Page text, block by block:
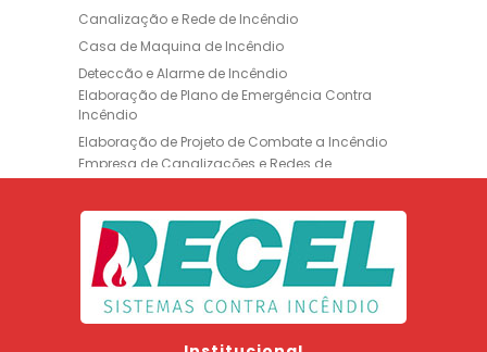
Canalização e Rede de Incêndio
Casa de Maquina de Incêndio
Deteccão e Alarme de Incêndio
Elaboração de Plano de Emergência Contra
Incêndio
Elaboração de Projeto de Combate a Incêndio
Empresa de Canalizações e Redes de
Incêndio
Empresa de Extintores
Empresa de Formação de Brigada
Empresa de Instalação de Luminária de
Emergência
Empresa de Instalação de para Raio